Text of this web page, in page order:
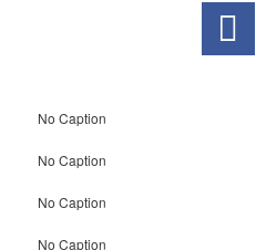
No Caption
No Caption
No Caption
No Caption